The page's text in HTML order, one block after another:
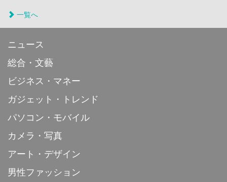
一覧へ
ニュース
総合・文藝
ビジネス・マネー
ガジェット・トレンド
パソコン・モバイル
カメラ・写真
アート・デザイン
男性ファッション